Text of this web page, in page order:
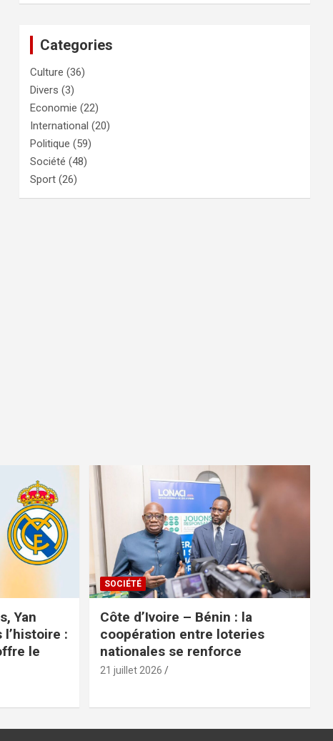
Categories
Culture (36)
Divers (3)
Economie (22)
International (20)
Politique (59)
Société (48)
Sport (26)
Yan
l’histoire :
le
SOCIÉTÉ
Côte d’Ivoire – Bénin : la
coopération entre loteries
nationales se renforce
21 juillet 2026